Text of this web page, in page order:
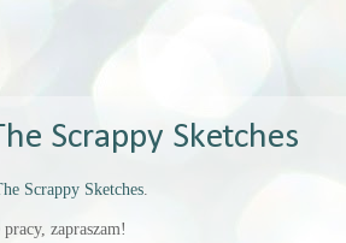
Scrappy Sketches
Scrappy Sketches.
zapraszam!